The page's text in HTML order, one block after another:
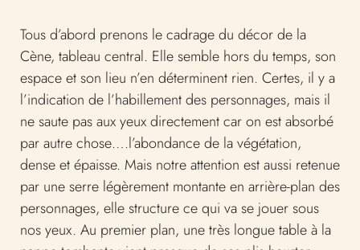
Tous d’abord prenons le cadrage du décor de la
Cène, tableau central. Elle semble hors du temps, son
espace et son lieu n’en déterminent rien. Certes, il y a
l’indication de l’habillement des personnages, mais il
ne saute pas aux yeux directement car on est absorbé
par autre chose….l’abondance de la végétation,
dense et épaisse. Mais notre attention est aussi retenue
par une serre légèrement montante en arrière-plan des
personnages, elle structure ce qui va se jouer sous
nos yeux. Au premier plan, une très longue table à la